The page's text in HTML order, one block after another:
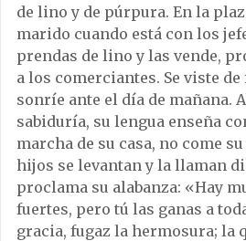
de lino y de púrpura. En la
marido cuando está con los
prendas de lino y las vende,
a los comerciantes. Se viste
sonríe ante el día de mañana.
sabiduría, su lengua enseña
marcha de su casa, no come
hijos se levantan y la llaman
proclama su alabanza: «Hay
fuertes, pero tú las ganas a
gracia, fugaz la hermosura; la